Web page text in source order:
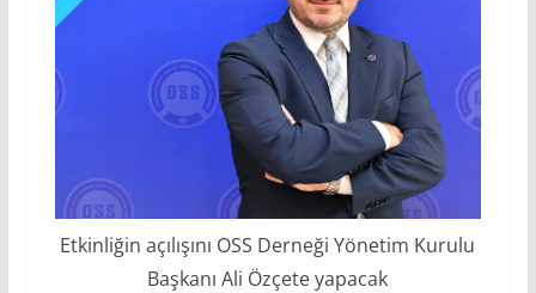
Etkinliğin açılışını OSS Derneği Yönetim Kurulu
Başkanı Ali Özçete yapacak